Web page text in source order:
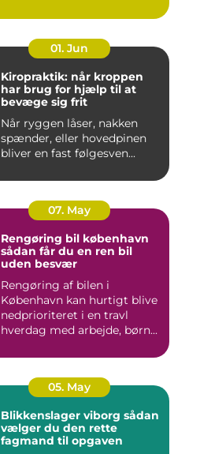
01. Jun
Kiropraktik: når kroppen
har brug for hjælp til at
bevæge sig frit
Når ryggen låser, nakken
spænder, eller hovedpinen
bliver en fast følgesven...
07. May
Rengøring bil københavn
sådan får du en ren bil
uden besvær
Rengøring af bilen i
København kan hurtigt blive
nedprioriteret i en travl
hverdag med arbejde, børn...
05. May
Blikkenslager viborg sådan
vælger du den rette
fagmand til opgaven